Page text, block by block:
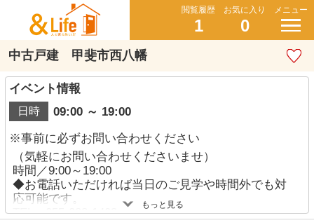
閲覧履歴
1
お気に入り
0
メニュー
中古戸建 甲斐市西八幡
イベント情報
日時
09:00 ～ 19:00
※事前に必ずお問い合わせください
（気軽にお問い合わせくださいませ）
時間／9:00～19:00
◆お電話いただければ当日のご見学や時間外でも対
応可能です。
TEL：055-288-1408
もっと見る